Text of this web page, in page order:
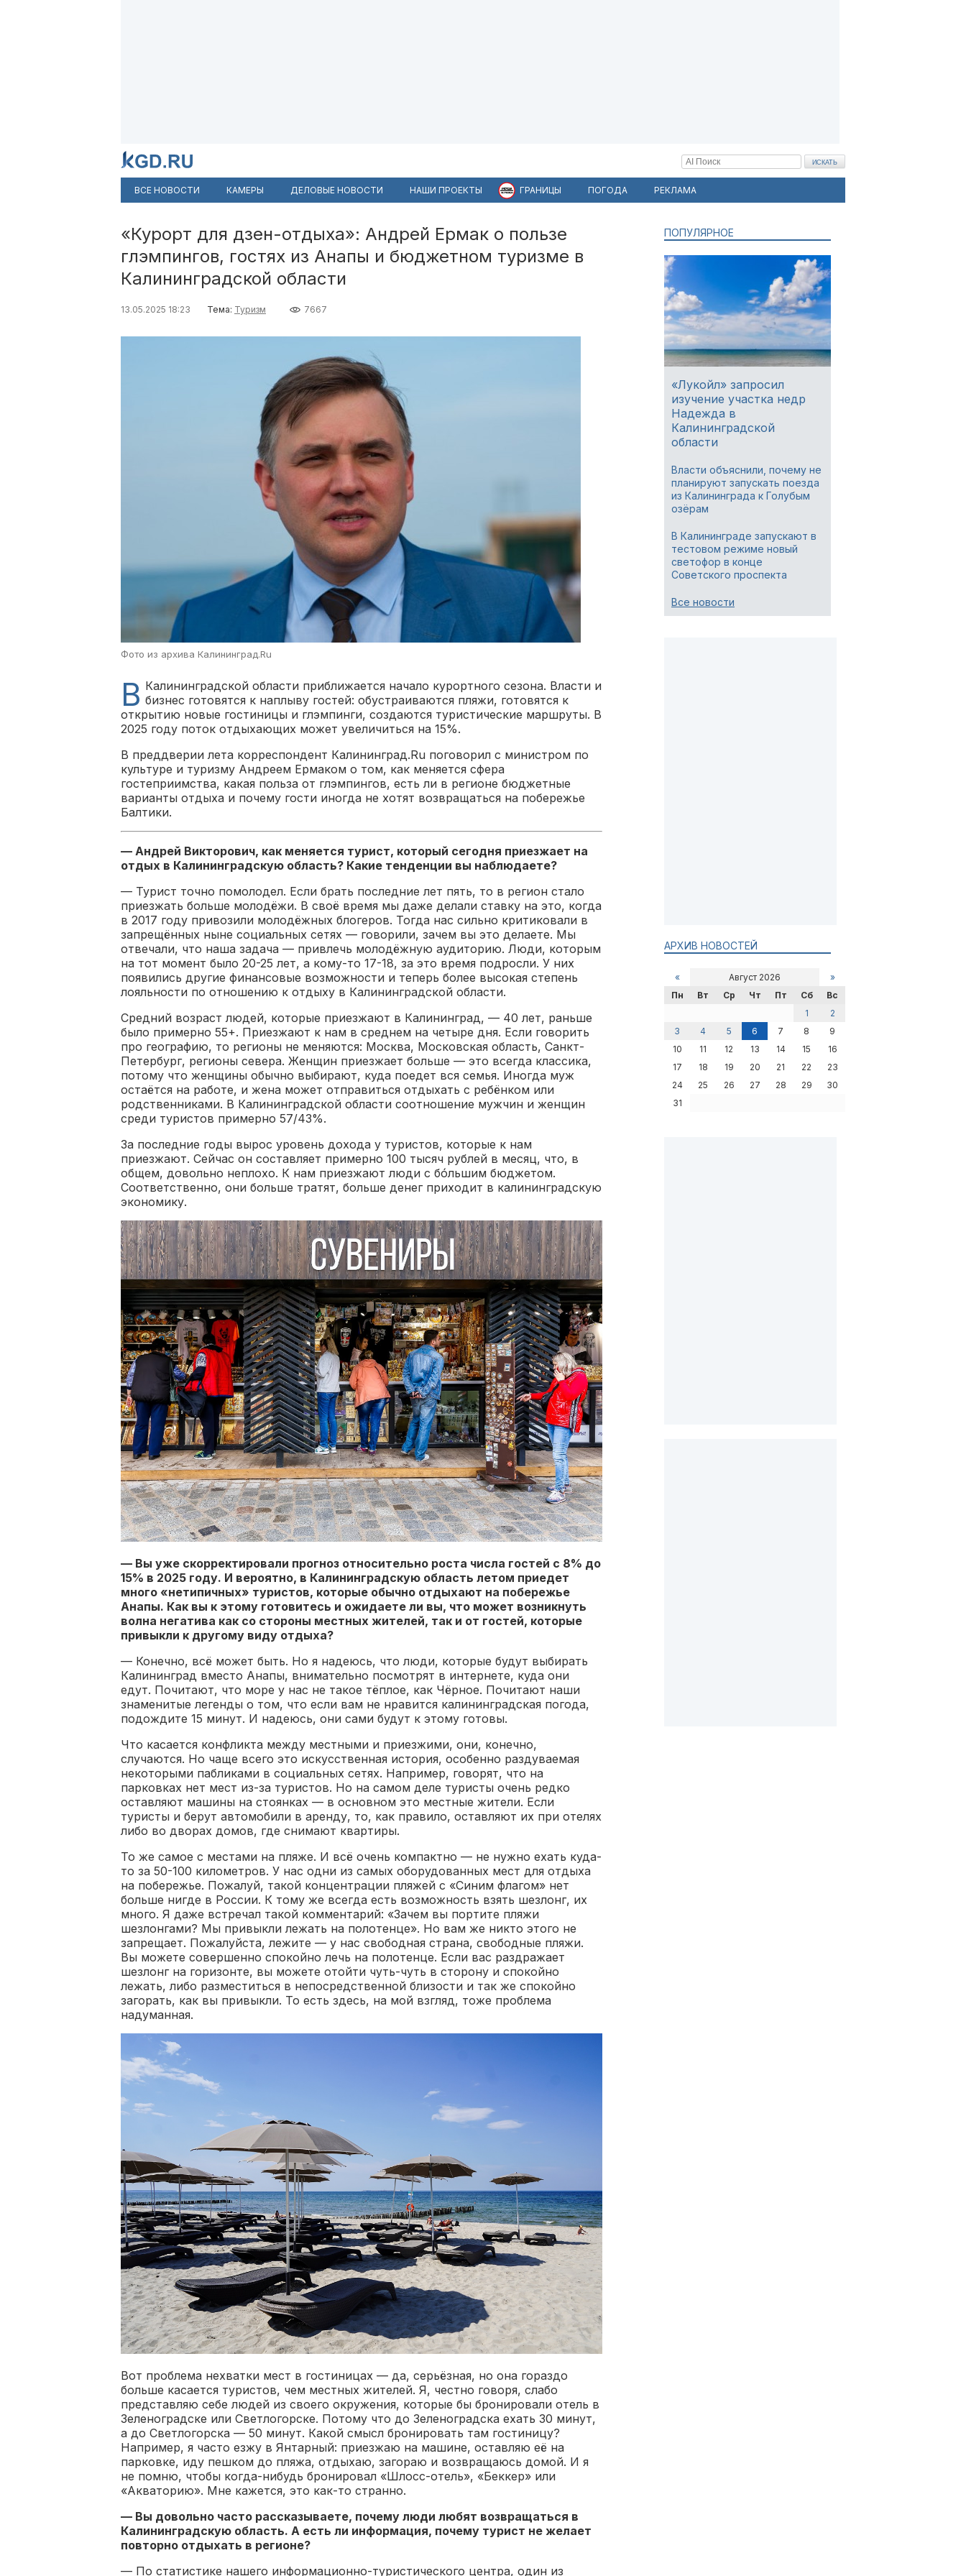
ВСЕ НОВОСТИ КАМЕРЫ ДЕЛОВЫЕ НОВОСТИ НАШИ ПРОЕКТЫ ГРАНИЦЫ ПОГОДА РЕКЛАМА
«Курорт для дзен-отдыха»: Андрей Ермак о пользе
глэмпингов, гостях из Анапы и бюджетном туризме в
Калининградской области
13.05.2025 18:23 Тема: Туризм 7667
Фото из архива Калининград.Ru
В Калининградской области приближается начало курортного сезона. Власти и
бизнес готовятся к наплыву гостей: обустраиваются пляжи, готовятся к
открытию новые гостиницы и глэмпинги, создаются туристические маршруты. В
2025 году поток отдыхающих может увеличиться на 15%.
В преддверии лета корреспондент Калининград.Ru поговорил с министром по
культуре и туризму Андреем Ермаком о том, как меняется сфера
гостеприимства, какая польза от глэмпингов, есть ли в регионе бюджетные
варианты отдыха и почему гости иногда не хотят возвращаться на побережье
Балтики.
— Андрей Викторович, как меняется турист, который сегодня приезжает на
отдых в Калининградскую область? Какие тенденции вы наблюдаете?
— Турист точно помолодел. Если брать последние лет пять, то в регион стало
приезжать больше молодёжи. В своё время мы даже делали ставку на это, когда
в 2017 году привозили молодёжных блогеров. Тогда нас сильно критиковали в
запрещённых ныне социальных сетях — говорили, зачем вы это делаете. Мы
отвечали, что наша задача — привлечь молодёжную аудиторию. Люди, которым
на тот момент было 20-25 лет, а кому-то 17-18, за это время подросли. У них
появились другие финансовые возможности и теперь более высокая степень
лояльности по отношению к отдыху в Калининградской области.
Средний возраст людей, которые приезжают в Калининград, — 40 лет, раньше
было примерно 55+. Приезжают к нам в среднем на четыре дня. Если говорить
про географию, то регионы не меняются: Москва, Московская область, Санкт-
Петербург, регионы севера. Женщин приезжает больше — это всегда классика,
потому что женщины обычно выбирают, куда поедет вся семья. Иногда муж
остаётся на работе, и жена может отправиться отдыхать с ребёнком или
родственниками. В Калининградской области соотношение мужчин и женщин
среди туристов примерно 57/43%.
За последние годы вырос уровень дохода у туристов, которые к нам
приезжают. Сейчас он составляет примерно 100 тысяч рублей в месяц, что, в
общем, довольно неплохо. К нам приезжают люди с бóльшим бюджетом.
Соответственно, они больше тратят, больше денег приходит в калининградскую
экономику.
— Вы уже скорректировали прогноз относительно роста числа гостей с 8% до
15% в 2025 году. И вероятно, в Калининградскую область летом приедет
много «нетипичных» туристов, которые обычно отдыхают на побережье
Анапы. Как вы к этому готовитесь и ожидаете ли вы, что может возникнуть
волна негатива как со стороны местных жителей, так и от гостей, которые
привыкли к другому виду отдыха?
— Конечно, всё может быть. Но я надеюсь, что люди, которые будут выбирать
Калининград вместо Анапы, внимательно посмотрят в интернете, куда они
едут. Почитают, что море у нас не такое тёплое, как Чёрное. Почитают наши
знаменитые легенды о том, что если вам не нравится калининградская погода,
подождите 15 минут. И надеюсь, они сами будут к этому готовы.
Что касается конфликта между местными и приезжими, они, конечно,
случаются. Но чаще всего это искусственная история, особенно раздуваемая
некоторыми пабликами в социальных сетях. Например, говорят, что на
парковках нет мест из-за туристов. Но на самом деле туристы очень редко
оставляют машины на стоянках — в основном это местные жители. Если
туристы и берут автомобили в аренду, то, как правило, оставляют их при отелях
либо во дворах домов, где снимают квартиры.
То же самое с местами на пляже. И всё очень компактно — не нужно ехать куда-
то за 50-100 километров. У нас одни из самых оборудованных мест для отдыха
на побережье. Пожалуй, такой концентрации пляжей с «Синим флагом» нет
больше нигде в России. К тому же всегда есть возможность взять шезлонг, их
много. Я даже встречал такой комментарий: «Зачем вы портите пляжи
шезлонгами? Мы привыкли лежать на полотенце». Но вам же никто этого не
запрещает. Пожалуйста, лежите — у нас свободная страна, свободные пляжи.
Вы можете совершенно спокойно лечь на полотенце. Если вас раздражает
шезлонг на горизонте, вы можете отойти чуть-чуть в сторону и спокойно
лежать, либо разместиться в непосредственной близости и так же спокойно
загорать, как вы привыкли. То есть здесь, на мой взгляд, тоже проблема
надуманная.
Вот проблема нехватки мест в гостиницах — да, серьёзная, но она гораздо
больше касается туристов, чем местных жителей. Я, честно говоря, слабо
представляю себе людей из своего окружения, которые бы бронировали отель в
Зеленоградске или Светлогорске. Потому что до Зеленоградска ехать 30 минут,
а до Светлогорска — 50 минут. Какой смысл бронировать там гостиницу?
Например, я часто езжу в Янтарный: приезжаю на машине, оставляю её на
парковке, иду пешком до пляжа, отдыхаю, загораю и возвращаюсь домой. И я
не помню, чтобы когда-нибудь бронировал «Шлосс-отель», «Беккер» или
«Акваторию». Мне кажется, это как-то странно.
— Вы довольно часто рассказываете, почему люди любят возвращаться в
Калининградскую область. А есть ли информация, почему турист не желает
повторно отдыхать в регионе?
— По статистике нашего информационно-туристического центра, один из
ПОПУЛЯРНОЕ
«Лукойл» запросил
изучение участка недр
Надежда в
Калининградской
области
Власти объяснили, почему не
планируют запускать поезда
из Калининграда к Голубым
озёрам
В Калининграде запускают в
тестовом режиме новый
светофор в конце
Советского проспекта
Все новости
АРХИВ НОВОСТЕЙ
« Август 2026
»
Пн
Вт Ср Чт Пт Сб
Вс
1
2
3
4 5 6 7 8
9
10
11 12 13 14 15
16
17
18 19 20 21 22
23
24
25 26 27 28 29
30
31